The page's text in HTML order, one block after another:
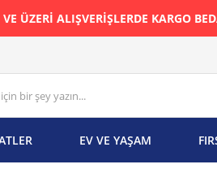
ÜZERİ ALIŞVERİŞLERDE KARGO
EV VE YAŞAM